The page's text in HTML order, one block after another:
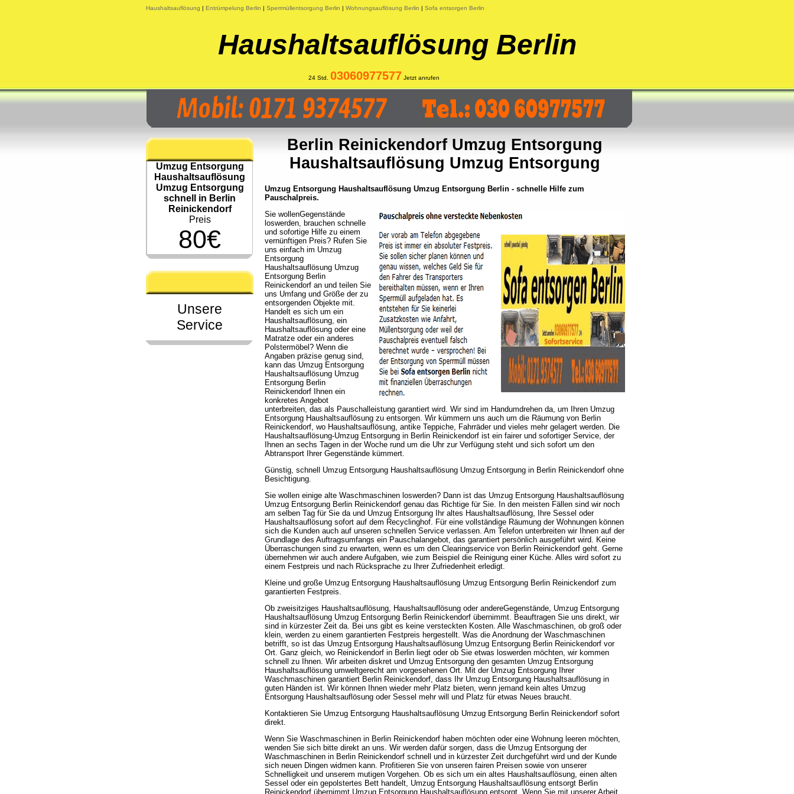
Haushaltsauflösung | Entrümpelung Berlin | Sperrmüllentsorgung Berlin | Wohnungsauflösung Berlin | Sofa entsorgen Berlin
Haushaltsauflösung Berlin
24 Std. 03060977577 Jetzt anrufen
Umzug Entsorgung
Haushaltsauflösung
Umzug Entsorgung
schnell in Berlin
Reinickendorf
Preis
80€
Unsere
Service
Berlin Reinickendorf Umzug Entsorgung
Haushaltsauflösung Umzug Entsorgung
Umzug Entsorgung Haushaltsauflösung Umzug Entsorgung Berlin - schnelle Hilfe zum
Pauschalpreis.
Sie wollenGegenstände
loswerden, brauchen schnelle
und sofortige Hilfe zu einem
vernünftigen Preis? Rufen Sie
uns einfach im Umzug
Entsorgung
Haushaltsauflösung Umzug
Entsorgung Berlin
Reinickendorf an und teilen Sie
uns Umfang und Größe der zu
entsorgenden Objekte mit.
Handelt es sich um ein
Haushaltsauflösung, ein
Haushaltsauflösung oder eine
Matratze oder ein anderes
Polstermöbel? Wenn die
Angaben präzise genug sind,
kann das Umzug Entsorgung
Haushaltsauflösung Umzug
Entsorgung Berlin
Reinickendorf Ihnen ein
konkretes Angebot
unterbreiten, das als Pauschalleistung garantiert wird. Wir sind im Handumdrehen da, um Ihren Umzug
Entsorgung Haushaltsauflösung zu entsorgen. Wir kümmern uns auch um die Räumung von Berlin
Reinickendorf, wo Haushaltsauflösung, antike Teppiche, Fahrräder und vieles mehr gelagert werden. Die
Haushaltsauflösung-Umzug Entsorgung in Berlin Reinickendorf ist ein fairer und sofortiger Service, der
Ihnen an sechs Tagen in der Woche rund um die Uhr zur Verfügung steht und sich sofort um den
Abtransport Ihrer Gegenstände kümmert.
Günstig, schnell Umzug Entsorgung Haushaltsauflösung Umzug Entsorgung in Berlin Reinickendorf ohne
Besichtigung.
Sie wollen einige alte Waschmaschinen loswerden? Dann ist das Umzug Entsorgung Haushaltsauflösung
Umzug Entsorgung Berlin Reinickendorf genau das Richtige für Sie. In den meisten Fällen sind wir noch
am selben Tag für Sie da und Umzug Entsorgung Ihr altes Haushaltsauflösung, Ihre Sessel oder
Haushaltsauflösung sofort auf dem Recyclinghof. Für eine vollständige Räumung der Wohnungen können
sich die Kunden auch auf unseren schnellen Service verlassen. Am Telefon unterbreiten wir Ihnen auf der
Grundlage des Auftragsumfangs ein Pauschalangebot, das garantiert persönlich ausgeführt wird. Keine
Überraschungen sind zu erwarten, wenn es um den Clearingservice von Berlin Reinickendorf geht. Gerne
übernehmen wir auch andere Aufgaben, wie zum Beispiel die Reinigung einer Küche. Alles wird sofort zu
einem Festpreis und nach Rücksprache zu Ihrer Zufriedenheit erledigt.
Kleine und große Umzug Entsorgung Haushaltsauflösung Umzug Entsorgung Berlin Reinickendorf zum
garantierten Festpreis.
Ob zweisitziges Haushaltsauflösung, Haushaltsauflösung oder andereGegenstände, Umzug Entsorgung
Haushaltsauflösung Umzug Entsorgung Berlin Reinickendorf übernimmt. Beauftragen Sie uns direkt, wir
sind in kürzester Zeit da. Bei uns gibt es keine versteckten Kosten. Alle Waschmaschinen, ob groß oder
klein, werden zu einem garantierten Festpreis hergestellt. Was die Anordnung der Waschmaschinen
betrifft, so ist das Umzug Entsorgung Haushaltsauflösung Umzug Entsorgung Berlin Reinickendorf vor
Ort. Ganz gleich, wo Reinickendorf in Berlin liegt oder ob Sie etwas loswerden möchten, wir kommen
schnell zu Ihnen. Wir arbeiten diskret und Umzug Entsorgung den gesamten Umzug Entsorgung
Haushaltsauflösung umweltgerecht am vorgesehenen Ort. Mit der Umzug Entsorgung Ihrer
Waschmaschinen garantiert Berlin Reinickendorf, dass Ihr Umzug Entsorgung Haushaltsauflösung in
guten Händen ist. Wir können Ihnen wieder mehr Platz bieten, wenn jemand kein altes Umzug
Entsorgung Haushaltsauflösung oder Sessel mehr will und Platz für etwas Neues braucht.
Kontaktieren Sie Umzug Entsorgung Haushaltsauflösung Umzug Entsorgung Berlin Reinickendorf sofort
direkt.
Wenn Sie Waschmaschinen in Berlin Reinickendorf haben möchten oder eine Wohnung leeren möchten,
wenden Sie sich bitte direkt an uns. Wir werden dafür sorgen, dass die Umzug Entsorgung der
Waschmaschinen in Berlin Reinickendorf schnell und in kürzester Zeit durchgeführt wird und der Kunde
sich neuen Dingen widmen kann. Profitieren Sie von unseren fairen Preisen sowie von unserer
Schnelligkeit und unserem mutigen Vorgehen. Ob es sich um ein altes Haushaltsauflösung, einen alten
Sessel oder ein gepolstertes Bett handelt, Umzug Entsorgung Haushaltsauflösung entsorgt Berlin
Reinickendorf übernimmt Umzug Entsorgung Haushaltsauflösung entsorgt. Wenn Sie mit unserer Arbeit